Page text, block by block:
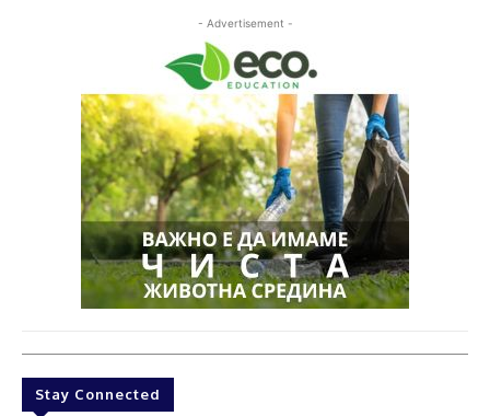
- Advertisement -
Stay Connected